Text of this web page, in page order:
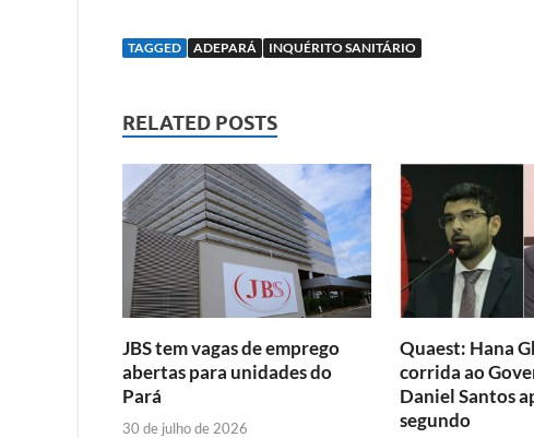
TAGGED ADEPARÁ INQUÉRITO SANITÁRIO
RELATED POSTS
JBS tem vagas de emprego
abertas para unidades do
Pará
30 de julho de 2026
Quaest: Hana
corrida ao
Daniel Santos
segundo